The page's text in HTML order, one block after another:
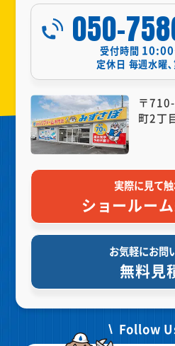
050-
受付時間
定休日 毎週水曜
〒
町2丁
実際に見て触
ショールー
お気軽にお問
無料見
Follow